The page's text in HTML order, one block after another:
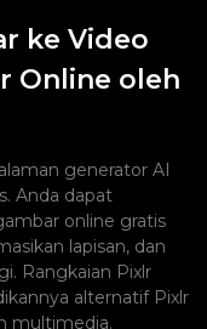
ke Video
Online oleh
generator AI
Anda dapat
online gratis
lapisan, dan
Rangkaian Pixlr
alternatif Pixlr
multimedia.